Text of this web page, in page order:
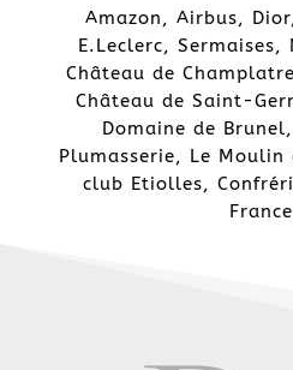
Amazon, Airbus,
E.Leclerc,
Château de
Château de Saint-
Domaine de
Plumasserie, Le Moulin
club Etiolles,